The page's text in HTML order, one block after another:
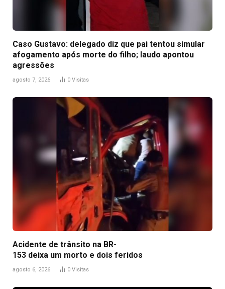
Caso Gustavo: delegado diz que pai tentou simular
afogamento após morte do filho; laudo apontou
agressões
agosto 7, 2026 0 Visitas
Acidente de trânsito na BR-
153 deixa um morto e dois feridos
agosto 6, 2026 0 Visitas